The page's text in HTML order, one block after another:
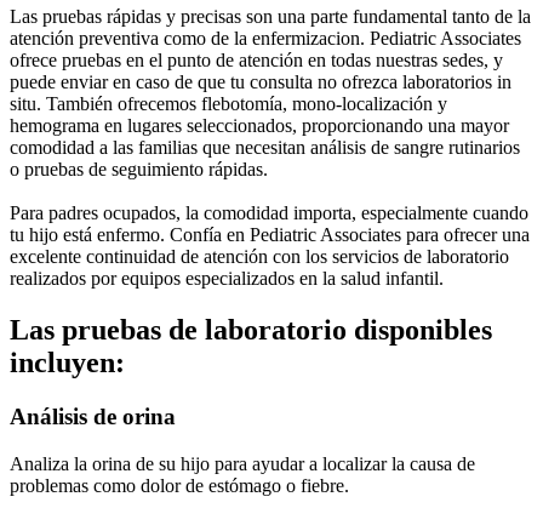
Las pruebas rápidas y precisas son una parte fundamental tanto de la
atención preventiva como de la enfermizacion. Pediatric Associates
ofrece pruebas en el punto de atención en todas nuestras sedes, y
puede enviar en caso de que tu consulta no ofrezca laboratorios in
situ. También ofrecemos flebotomía, mono-localización y
hemograma en lugares seleccionados, proporcionando una mayor
comodidad a las familias que necesitan análisis de sangre rutinarios
o pruebas de seguimiento rápidas.
Para padres ocupados, la comodidad importa, especialmente cuando
tu hijo está enfermo. Confía en Pediatric Associates para ofrecer una
excelente continuidad de atención con los servicios de laboratorio
realizados por equipos especializados en la salud infantil.
Las pruebas de laboratorio disponibles
incluyen:
Análisis de orina
Analiza la orina de su hijo para ayudar a localizar la causa de
problemas como dolor de estómago o fiebre.